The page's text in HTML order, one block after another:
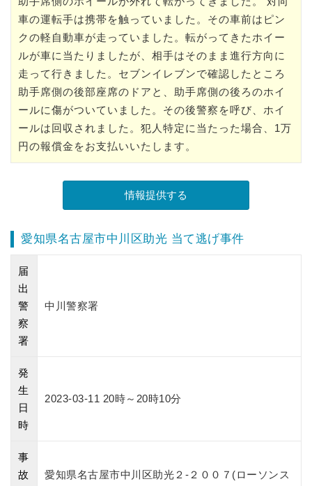
車の運転手は携帯を触っていました。その車前はピン
クの軽自動車が走っていました。転がってきたホイー
ルが車に当たりましたが、相手はそのまま進行方向に
走って行きました。セブンイレブンで確認したところ
助手席側の後部座席のドアと、助手席側の後ろのホイ
ールに傷がついていました。その後警察を呼び、ホイ
ールは回収されました。犯人特定に当たった場合、1万
円の報償金をお支払いいたします。
愛知県名古屋市中川区助光 当て逃げ事件
届
出
警
察
署
中川警察署
発
生
日
時
2023-03-11 20時～20時10分
事
故
愛知県名古屋市中川区助光２‐２００７(ローソンス